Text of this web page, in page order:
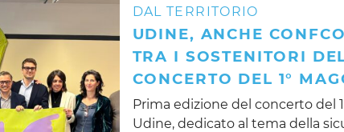
DAL TERRITORIO
UDINE, ANCHE
TRA I SOSTENITORI
CONCERTO DEL 1°
Prima edizione del concerto del
Udine, dedicato al tema della